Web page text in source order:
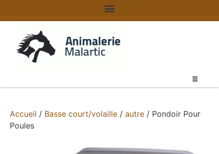
Accueil / Basse court/volaille / autre / Pondoir Pour
Poules